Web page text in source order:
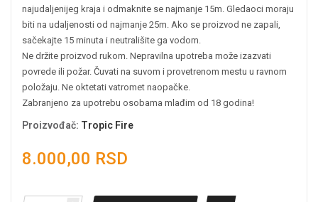
najudaljenijeg kraja i odmaknite se najmanje 15m. Gledaoci moraju
biti na udaljenosti od najmanje 25m. Ako se proizvod ne zapali,
sačekajte 15 minuta i neutrališite ga vodom.
Ne držite proizvod rukom. Nepravilna upotreba može izazvati
povrede ili požar. Čuvati na suvom i provetrenom mestu u ravnom
položaju. Ne oktetati vatromet naopačke.
Zabranjeno za upotrebu osobama mlađim od 18 godina!
Proizvođač: Tropic Fire
8.000,00 RSD